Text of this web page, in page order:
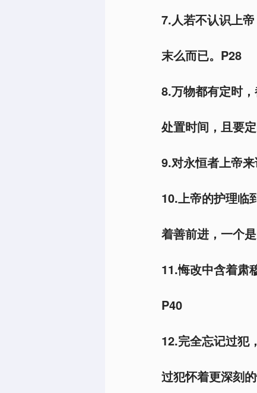
7.人若不认识上
末么而已。P28
8.万物都有定时
处置时间，且要
9.对永恒者上帝
10.上帝的护理临
着善前进，一个
11.悔改中含着肃
P40
12.完全忘记过犯
过犯怀着更深刻